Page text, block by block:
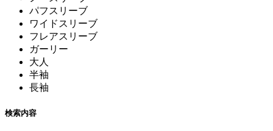
パフスリーブ
ワイドスリーブ
フレアスリーブ
ガーリー
大人
半袖
長袖
検索内容